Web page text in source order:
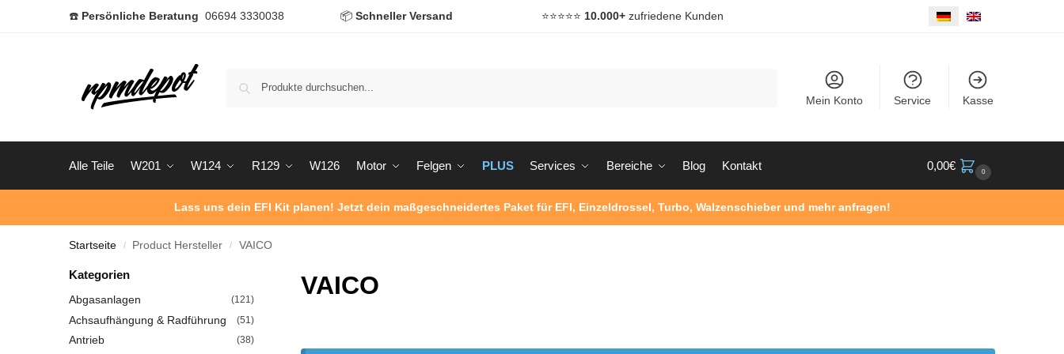
☎️ Persönliche Beratung 06694 3330038 📦 Schneller Versand ⭐️⭐️⭐️⭐️⭐️ 10.000+ zufriedene Kunden
Mein Konto Service Kasse
Alle Teile W201 W124 R129 W126 Motor Felgen PLUS Services Bereiche Blog Kontakt 0,00€ 0
Lass uns dein EFI Kit planen! Jetzt dein maßgeschneidertes Paket für EFI, Einzeldrossel, Turbo, Walzenschieber und mehr anfragen!
Startseite / Product Hersteller / VAICO
VAICO
Kategorien
Abgasanlagen (121)
Achsaufhängung & Radführung (51)
Antrieb (38)